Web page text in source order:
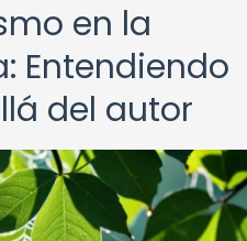
en la
Entendiendo
del autor